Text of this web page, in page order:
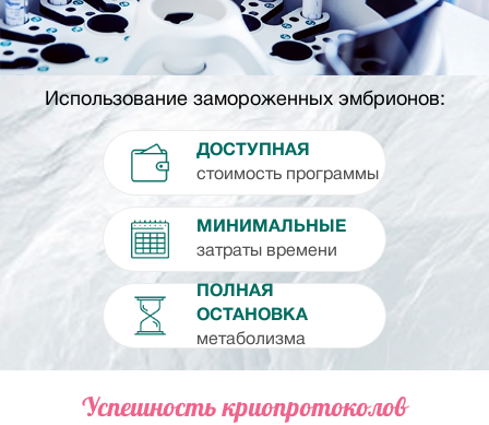
Использование замороженных эмбрионов:
ДОСТУПНАЯ
стоимость программы
МИНИМАЛЬНЫЕ
затраты времени
ПОЛНАЯ
ОСТАНОВКА
метаболизма
Успешность криопротоколов